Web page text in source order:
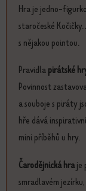
Hra je jedno-
staročeské
s nějakou pointou.
Pravidlapirátské
Povinnost
a souboje s piráty
hře dává
mini příběhů u hry.
Čarodějnická hraje
smradlavém